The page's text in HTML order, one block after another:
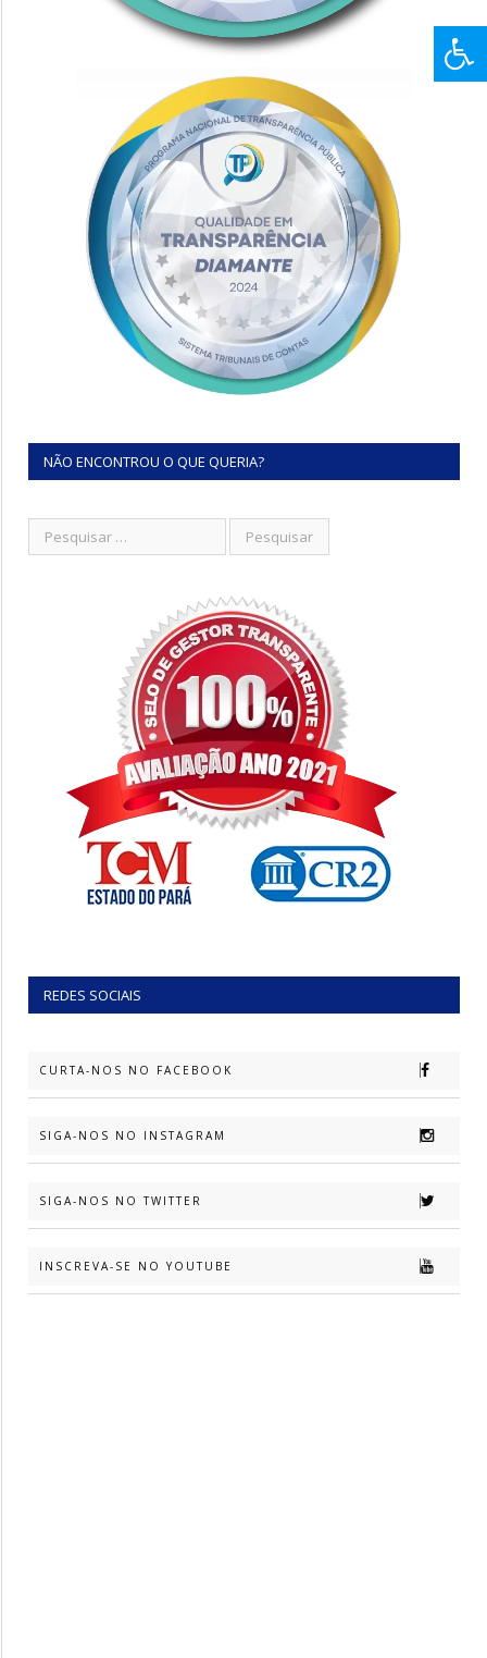
NÃO ENCONTROU O QUE QUERIA?
REDES SOCIAIS
CURTA-NOS NO FACEBOOK
SIGA-NOS NO INSTAGRAM
SIGA-NOS NO TWITTER
INSCREVA-SE NO YOUTUBE